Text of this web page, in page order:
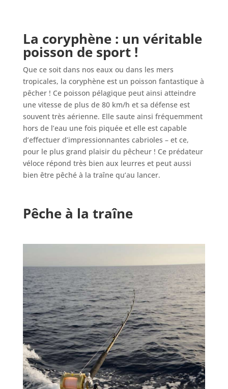
La coryphène : un véritable
poisson de sport !
Que ce soit dans nos eaux ou dans les mers
tropicales, la coryphène est un poisson fantastique à
pêcher ! Ce poisson pélagique peut ainsi atteindre
une vitesse de plus de 80 km/h et sa défense est
souvent très aérienne. Elle saute ainsi fréquemment
hors de l’eau une fois piquée et elle est capable
d’effectuer d’impressionnantes cabrioles – et ce,
pour le plus grand plaisir du pêcheur ! Ce prédateur
véloce répond très bien aux leurres et peut aussi
bien être pêché à la traîne qu’au lancer.
Pêche à la traîne